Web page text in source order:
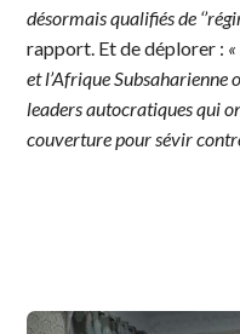
désormais qualifiés de
rapport. Et de déplorer :
et l’Afrique Subsaharienne
leaders autocratiques qui
couverture pour sévir